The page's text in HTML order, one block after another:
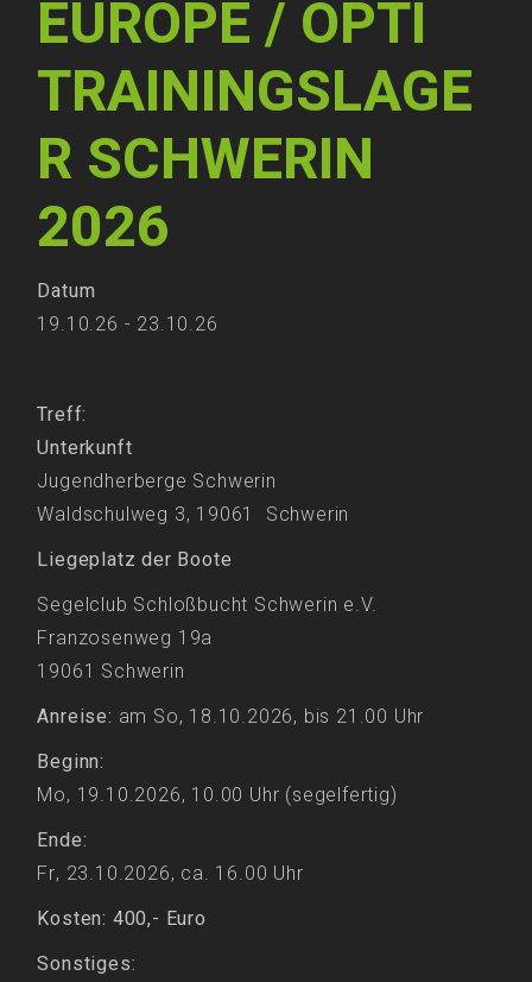
EUROPE / OPTI
TRAININGSLAGE
R SCHWERIN
2026
Datum
19.10.26 - 23.10.26
Treff:
Unterkunft
Jugendherberge Schwerin
Waldschulweg 3, 19061 Schwerin
Liegeplatz der Boote
Segelclub Schloßbucht Schwerin e.V.
Franzosenweg 19a
19061 Schwerin
Anreise: am So, 18.10.2026, bis 21.00 Uhr
Beginn:
Mo, 19.10.2026, 10.00 Uhr (segelfertig)
Ende:
Fr, 23.10.2026, ca. 16.00 Uhr
Kosten: 400,- Euro
Sonstiges: